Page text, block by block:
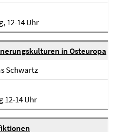
12-14 Uhr
in Osteuropa
Schwartz
12-14 Uhr